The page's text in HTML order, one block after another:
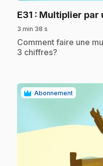
E31 : Multiplier par
3 min 38 s
.Comment faire une
3 chiffres?
Abonnement